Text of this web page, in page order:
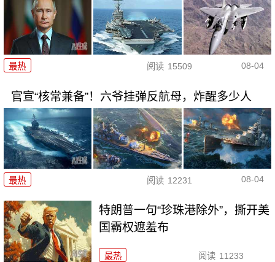
最热 阅读 15509 08-04
官宣“核常兼备”！六爷挂弹反航母，炸醒多少人
最热 阅读 12231 08-04
特朗普一句“珍珠港除外”，撕开美
国霸权遮羞布
最热 阅读 11233